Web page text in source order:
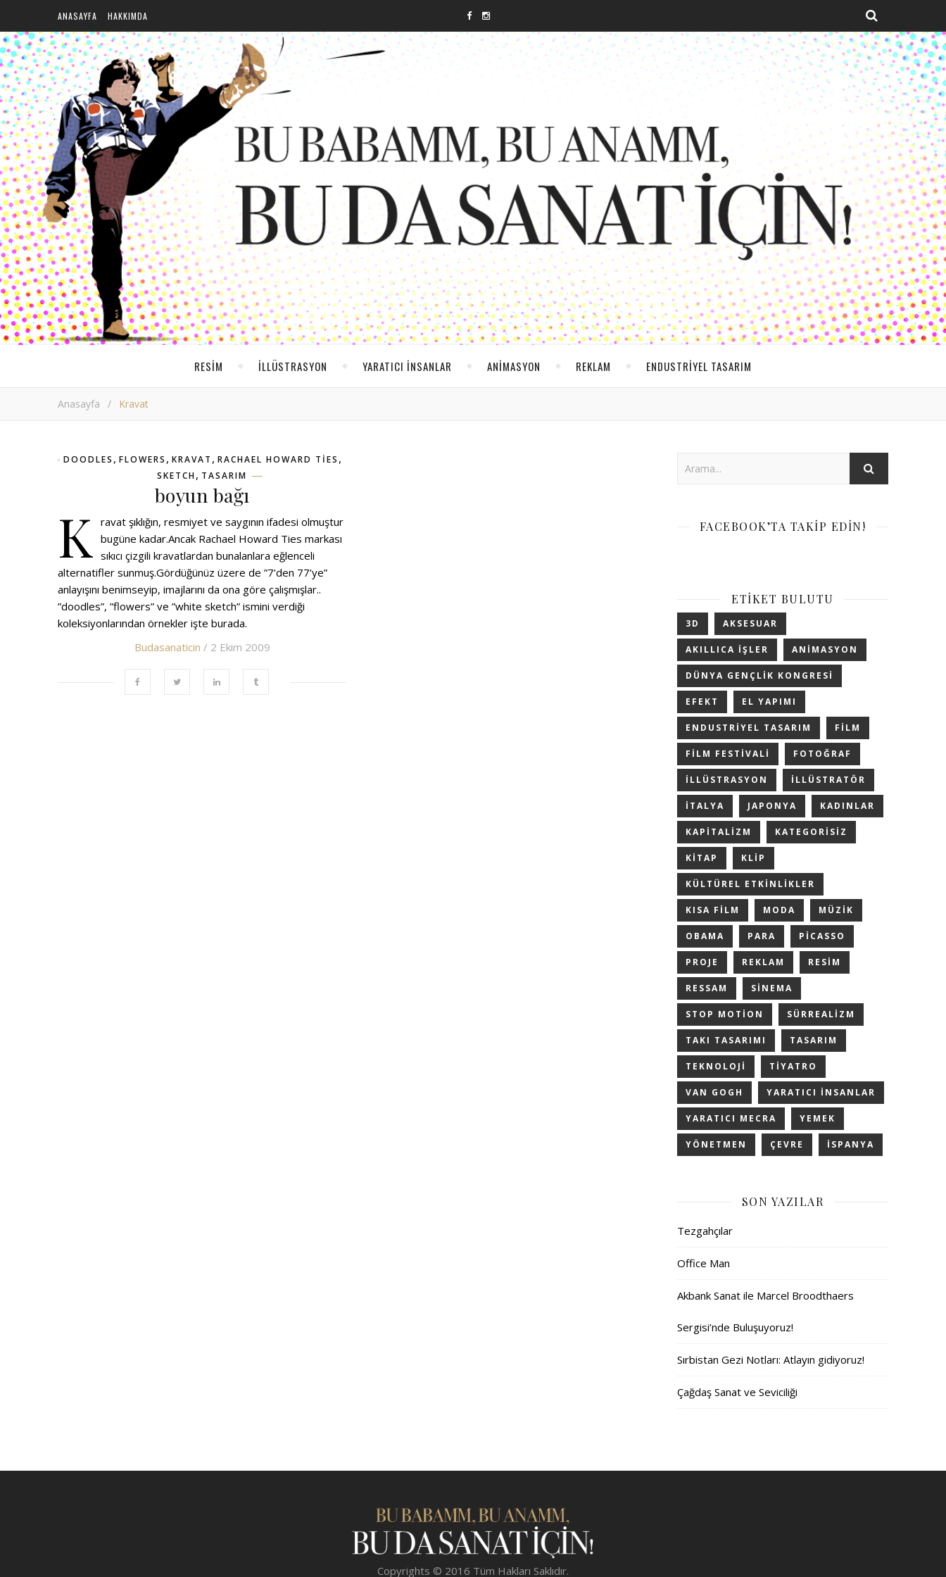
ANASAYFA HAKKIMDA
RESIM ILLÜSTRASYON YARATICI INSANLAR ANIMASYON REKLAM ENDUSTRIYEL TASARIM
Anasayfa / Kravat
DOODLES , FLOWERS , KRAVAT , RACHAEL HOWARD TIES ,
SKETCH, TASARIM
boyun bağı
K
ravat şıklığın, resmiyet ve saygının ifadesi olmuştur
bugüne kadar.Ancak Rachael Howard Ties markası
sıkıcı çizgili kravatlardan bunalanlara eğlenceli
alternatifler sunmuş.Gördüğünüz üzere de ”7’den 77’ye”
anlayışını benimseyip, imajlarını da ona göre çalışmışlar..
”doodles”, ”flowers” ve ”white sketch” ismini verdiği
koleksiyonlarından örnekler işte burada.
Budasanaticin / 2 Ekim 2009
FACEBOOK’TA TAKIP EDIN!
ETIKET BULUTU
3D AKSESUAR
AKILLICA IŞLER ANIMASYON
DÜNYA GENÇLIK KONGRESI
EFEKT EL YAPIMI
ENDUSTRIYEL TASARIM FILM
FILM FESTIVALI FOTOĞRAF
ILLÜSTRASYON ILLÜSTRATÖR
ITALYA JAPONYA KADINLAR
KAPITALIZM KATEGORISIZ
KITAP KLIP
KÜLTÜREL ETKINLIKLER
KISA FILM MODA MÜZIK
OBAMA PARA PICASSO
PROJE REKLAM RESIM
RESSAM SINEMA
STOP MOTION SÜRREALIZM
TAKI TASARIMI TASARIM
TEKNOLOJI TIYATRO
VAN GOGH YARATICI INSANLAR
YARATICI MECRA YEMEK
YÖNETMEN ÇEVRE İSPANYA
SON YAZILAR
Tezgahçılar
Office Man
Akbank Sanat ile Marcel Broodthaers
Sergisi’nde Buluşuyoruz!
Sırbistan Gezi Notları: Atlayın gidiyoruz!
Çağdaş Sanat ve Seviciliği
Copyrights © 2016 Tüm Hakları Saklıdır.